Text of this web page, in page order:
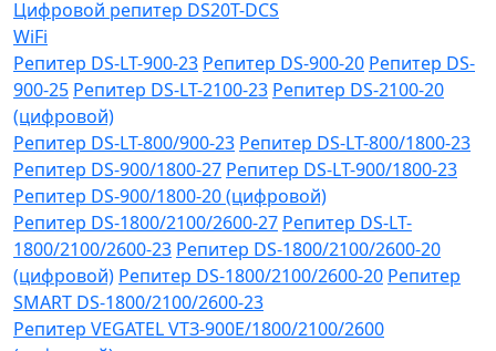
Цифровой репитер DS20T-DCS
WiFi
Репитер DS-LT-900-23 Репитер DS-900-20 Репитер DS-
900-25 Репитер DS-LT-2100-23 Репитер DS-2100-20
(цифровой)
Репитер DS-LT-800/900-23 Репитер DS-LT-800/1800-23
Репитер DS-900/1800-27 Репитер DS-LT-900/1800-23
Репитер DS-900/1800-20 (цифровой)
Репитер DS-1800/2100/2600-27 Репитер DS-LT-
1800/2100/2600-23 Репитер DS-1800/2100/2600-20
(цифровой) Репитер DS-1800/2100/2600-20 Репитер
SMART DS-1800/2100/2600-23
Репитер VЕGATEL VТЗ-900Е/1800/2100/2600